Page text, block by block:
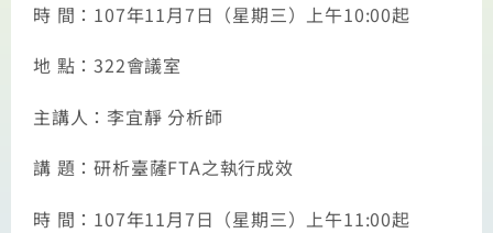
時 間：107年11月7日（星期三）上午10:00起
地 點：322會議室
主講人：李宜靜 分析師
講 題：研析臺薩FTA之執行成效
時 間：107年11月7日（星期三）上午11:00起